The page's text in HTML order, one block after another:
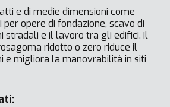
e di medie dimensioni come
opere di fondazione, scavo di
stradali e il lavoro tra gli edifici. Il
ridotto o zero riduce il
e migliora la manovrabilità in siti